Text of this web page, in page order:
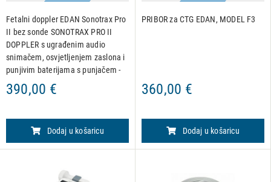
Fetalni doppler EDAN Sonotrax Pro
II bez sonde SONOTRAX PRO II
DOPPLER s ugrađenim audio
snimačem, osvjetljenjem zaslona i
punjivim baterijama s punjačem -
bez sonde Tehničke specifikacije: •
Raspon otkucaja srca: 50-210
390,00 €
Dodaj u košaricu
PRIBOR za CTG EDAN, MODEL F3
360,00 €
Dodaj u košaricu